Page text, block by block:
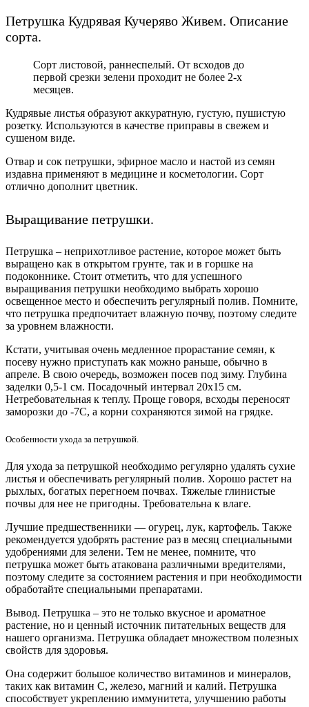
Петрушка Кудрявая Кучеряво Живем. Описание
сорта.
Сорт листовой, раннеспелый. От всходов до
первой срезки зелени проходит не более 2-х
месяцев.
Кудрявые листья образуют аккуратную, густую, пушистую
розетку. Используются в качестве приправы в свежем и
сушеном виде.
Отвар и сок петрушки, эфирное масло и настой из семян
издавна применяют в медицине и косметологии. Сорт
отлично дополнит цветник.
Выращивание петрушки.
Петрушка – неприхотливое растение, которое может быть
выращено как в открытом грунте, так и в горшке на
подоконнике. Стоит отметить, что для успешного
выращивания петрушки необходимо выбрать хорошо
освещенное место и обеспечить регулярный полив. Помните,
что петрушка предпочитает влажную почву, поэтому следите
за уровнем влажности.
Кстати, учитывая очень медленное прорастание семян, к
посеву нужно приступать как можно раньше, обычно в
апреле. В свою очередь, возможен посев под зиму. Глубина
заделки 0,5-1 см. Посадочный интервал 20х15 см.
Нетребовательная к теплу. Проще говоря, всходы переносят
заморозки до -7С, а корни сохраняются зимой на грядке.
Особенности ухода за петрушкой.
Для ухода за петрушкой необходимо регулярно удалять сухие
листья и обеспечивать регулярный полив. Хорошо растет на
рыхлых, богатых перегноем почвах. Тяжелые глинистые
почвы для нее не пригодны. Требовательна к влаге.
Лучшие предшественники — огурец, лук, картофель. Также
рекомендуется удобрять растение раз в месяц специальными
удобрениями для зелени. Тем не менее, помните, что
петрушка может быть атакована различными вредителями,
поэтому следите за состоянием растения и при необходимости
обработайте специальными препаратами.
Вывод. Петрушка – это не только вкусное и ароматное
растение, но и ценный источник питательных веществ для
нашего организма. Петрушка обладает множеством полезных
свойств для здоровья.
Она содержит большое количество витаминов и минералов,
таких как витамин С, железо, магний и калий. Петрушка
способствует укреплению иммунитета, улучшению работы